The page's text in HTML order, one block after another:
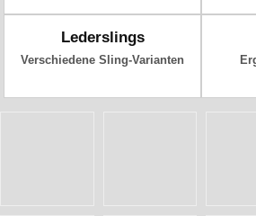
Lederslings
Verschiedene Sling-Varianten